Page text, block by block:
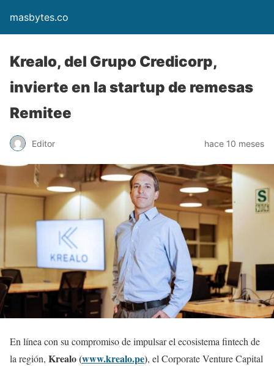
masbytes.co
Krealo, del Grupo Credicorp,
invierte en la startup de remesas
Remitee
Editor hace 10 meses
En línea con su compromiso de impulsar el ecosistema fintech de
la región, Krealo (www.krealo.pe), el Corporate Venture Capital